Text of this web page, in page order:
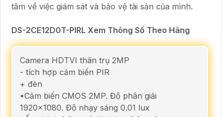
tâm về việc giám sát và bảo vệ tài sản của mình.
DS-2CE12D0T-PIRL Xem Thông Số Theo Hãng
Camera HDTVI thân trụ 2MP
- tích hợp cảm biến PIR
+ đèn
•Cảm biến CMOS 2MP. Độ phân giải
1920x1080. Độ nhạy sáng 0.01 lux